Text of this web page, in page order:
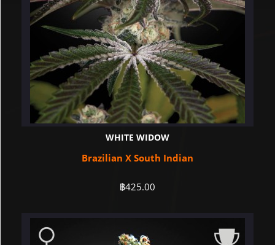
WHITE WIDOW
Brazilian X South Indian
฿425.00